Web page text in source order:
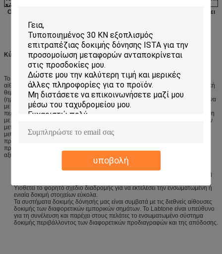
υποβολή
δόνησης
Οποιαδήποτε ειδική απαίτηση παρακαλώ αισθάνεται ελεύθερη να μας έρθει
Κύρια χαρακτηριστικά γνωρίσματα
Το ενσωματωμένο περιβαλλοντικό σύστημα δοκιμής είναι ένας συνδυασμός
αίθουσας δοκιμής και συστήματος δοκιμής δόνησης, με το οποίο η διαφορετική
θερμοκρασία (υψηλή - χαμηλή θερμοκρασία), η υγρασία, η δόνηση
(ημιτονοειδείς/τυχαίες) και η ηλεκτρική πίεση εφαρμόζονται στο δείγμα σύμφωνα
με την προετοιμασμένη περίοδο για να εκτελέσουν τη «προσομοίωση
περιβάλλοντος» της θερμοκρασίας, της υγρασίας και της δόνησης. Σε σύγκριση
με την ενιαία δοκιμή στοιχείων, αυτή η δοκιμή μπορεί να μιμηθεί το περιβάλλον
μεταφορών και χρήσης των προϊόντων πιό ρεαλιστικά. Είναι μια σημαντική
μεθοδολογία για να αξιολογήσει και να αξιολογήσει την προσαρμογή του
προϊόντος προς τις περιβαλλοντικές αλλαγές, για να εκθέσει τη ρωγμή στα
προϊόντα και επίσης για να βοηθήσει στην ανάπτυξη του νέου προϊόντος, της
αξιολόγησης και της μαζικής παραγωγής.
Ανεξάρτητο σύστημα ελέγχου: μπορέστε να ολοκληρώσετε την υψηλής
θερμοκρασίας, χαμηλή θερμοκρασία, τη σταθερή θερμοκρασία, τη σταθερή
Υιοθετεί το φορητό σχέδιο διαδρομής για να εκτελέσει την ενσωματωμένη ή
ενιαία δοκιμή στοιχείων εύκολα.
Τα συστήματα δοκιμής δόνησής μας είναι συμβατά με τις διεθνείς αίθουσες
δοκιμής των διαφορετικών εμπορικών σημάτων. Το Labtone είναι υπεύθυνο
για τη συνέλευση και παρέχει στους πελάτες το ενσωματωμένο σύστημα
δοκιμής περιβάλλοντος των διαφορετικών προδιαγραφών και της απόδοσης.